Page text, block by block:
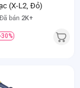
(X-L2, Đỏ)
Đã bán 2K+
-30%